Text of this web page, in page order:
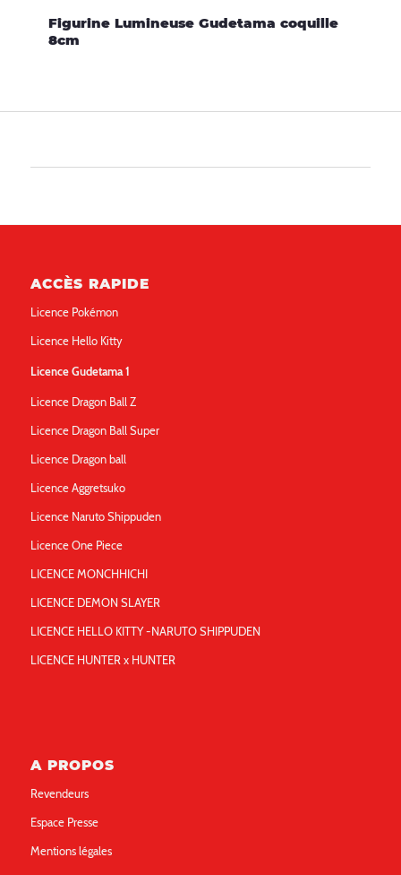
Figurine Lumineuse Gudetama coquille
8cm
ACCÈS RAPIDE
Licence Pokémon
Licence Hello Kitty
Licence Gudetama 1
Licence Dragon Ball Z
Licence Dragon Ball Super
Licence Dragon ball
Licence Aggretsuko
Licence Naruto Shippuden
Licence One Piece
LICENCE MONCHHICHI
LICENCE DEMON SLAYER
LICENCE HELLO KITTY -NARUTO SHIPPUDEN
LICENCE HUNTER x HUNTER
A PROPOS
Revendeurs
Espace Presse
Mentions légales